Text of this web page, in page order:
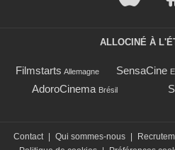
ALLOCINÉ À
Filmstarts Allemagne SensaCine
AdoroCinema Brésil
Contact | Qui sommes-nous |